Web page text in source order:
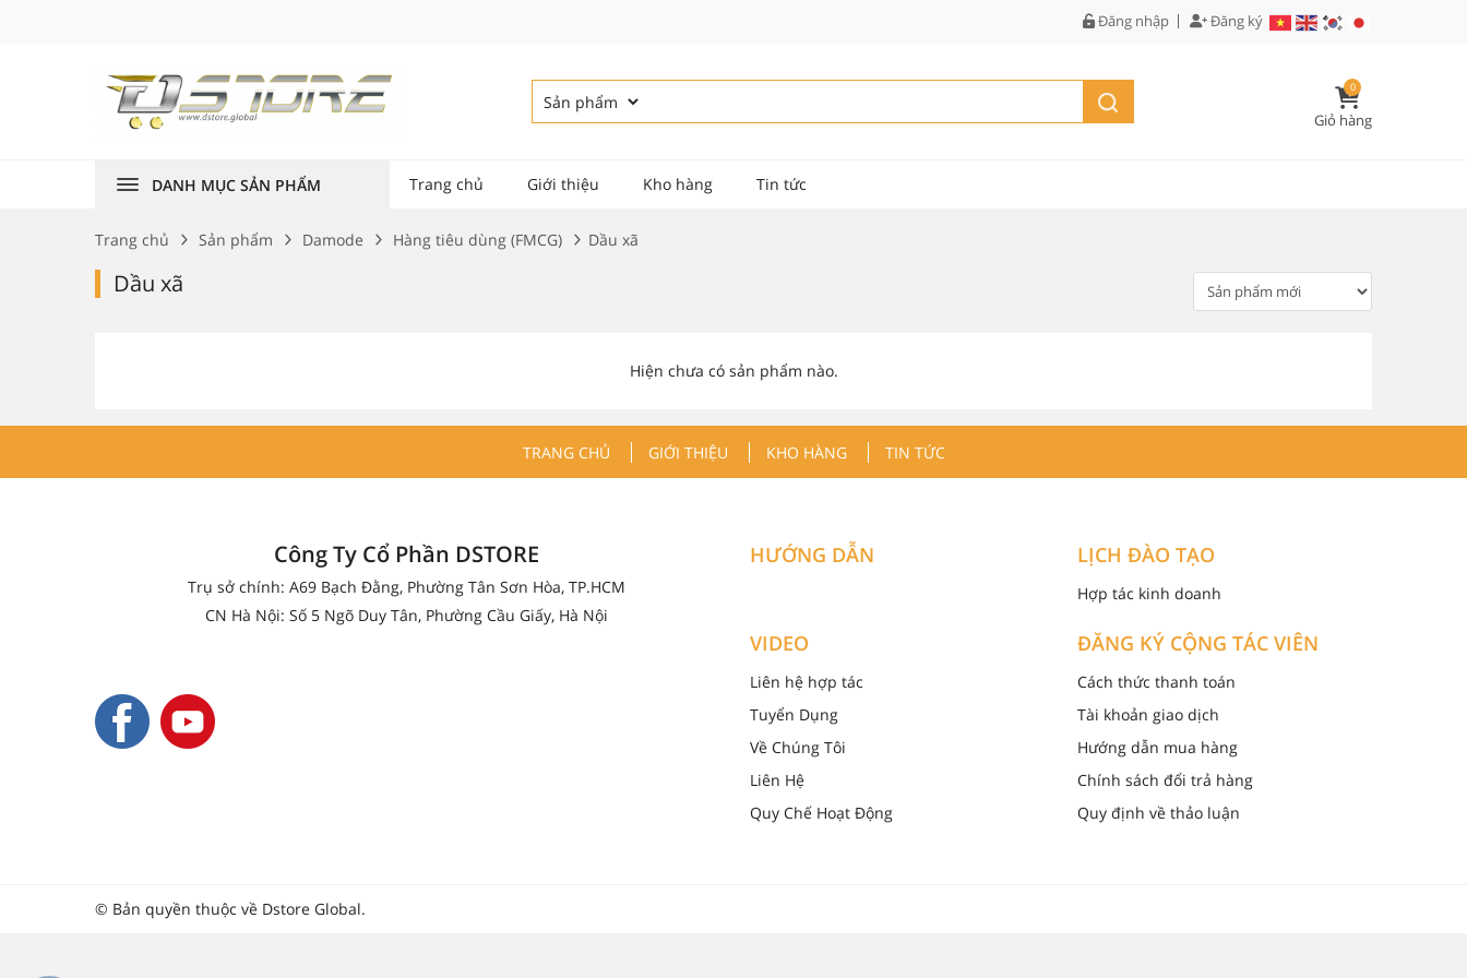
Đăng nhập Đăng ký
0
Giỏ hàng
Trang chủ Giới thiệu Kho hàng Tin tức
DANH MỤC SẢN PHẨM
Trang chủ Sản phẩm Damode Hàng tiêu dùng (FMCG) Dầu xã
Dầu xã
Hiện chưa có sản phẩm nào.
TRANG CHỦ GIỚI THIỆU KHO HÀNG TIN TỨC
Công Ty Cổ Phần DSTORE
Trụ sở chính: A69 Bạch Đằng, Phường Tân Sơn Hòa, TP.HCM
CN Hà Nội: Số 5 Ngõ Duy Tân, Phường Cầu Giấy, Hà Nội
HƯỚNG DẪN LỊCH ĐÀO TẠO
Hợp tác kinh doanh
VIDEO
Liên hệ hợp tác
Tuyển Dụng
Về Chúng Tôi
Liên Hệ
Quy Chế Hoạt Động
ĐĂNG KÝ CỘNG TÁC VIÊN
Cách thức thanh toán
Tài khoản giao dịch
Hướng dẫn mua hàng
Chính sách đổi trả hàng
Quy định về thảo luận
© Bản quyền thuộc về Dstore Global.